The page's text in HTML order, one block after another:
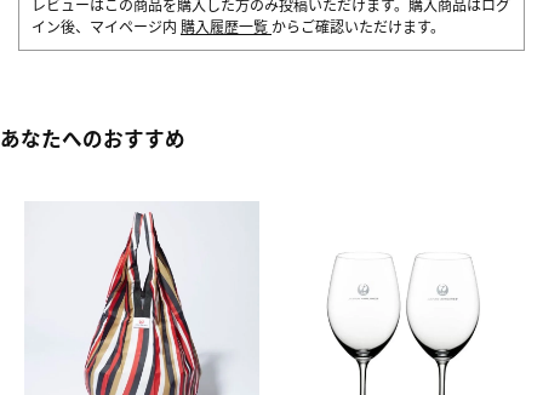
レビューはこの商品を購入した方のみ投稿いただけます。購入商品はログ
イン後、マイページ内 購入履歴一覧 からご確認いただけます。
あなたへのおすすめ